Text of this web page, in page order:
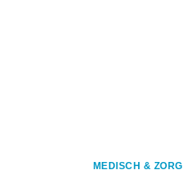
MEDISCH & ZORG